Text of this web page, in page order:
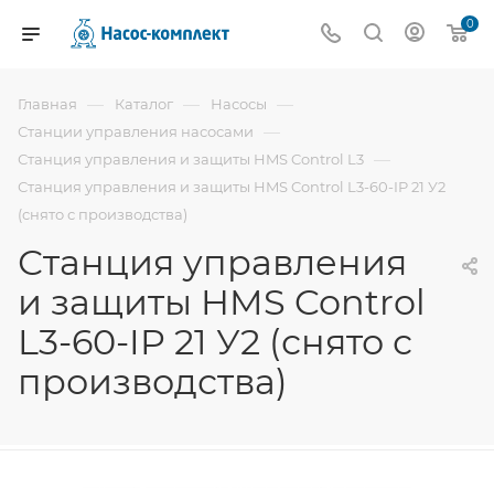
0
Главная — Каталог — Насосы —
Станции управления насосами —
Станция управления и защиты HMS Control L3 —
Станция управления и защиты HMS Control L3-60-IP 21 У2
(снято с производства)
Станция управления
и защиты HMS Control
L3-60-IP 21 У2 (снято с
производства)